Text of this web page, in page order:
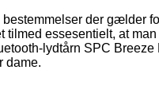
der gælder
essesentielt, at
lydtårn SPC
dame.